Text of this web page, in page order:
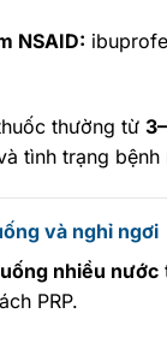
NSAID:
thường từ
tình trạng bệnh
và nghỉ ngơi
uống nhiều nước
PRP.